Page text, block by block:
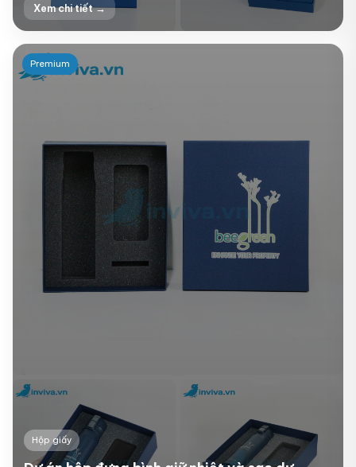
+4
Xem chi tiết →
Premium
Hộp giấy